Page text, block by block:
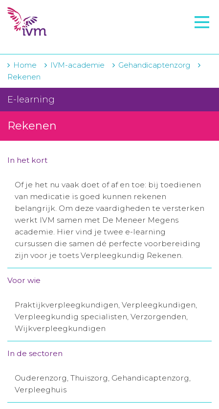
VMI
IVM-academie
Zorginstellingen
Voorschrijfgedrag
Projecten
Contact
Winkelwagentje
Aanmelden nieuwsbrief
Home IVM-academie
Gehandicaptenzorg
Rekenen
E-learning
Rekenen
In het kort
Of je het nu vaak doet of af en toe: bij toedienen
van medicatie is goed kunnen rekenen
belangrijk. Om deze vaardigheden te versterken
werkt IVM samen met De Meneer Megens
academie. Hier vind je twee e-learning
cursussen die samen dé perfecte voorbereiding
zijn voor je toets Verpleegkundig Rekenen.
Voor wie
Praktijkverpleegkundigen, Verpleegkundigen,
Verpleegkundig specialisten, Verzorgenden,
Wijkverpleegkundigen
In de sectoren
Ouderenzorg, Thuiszorg, Gehandicaptenzorg,
Verpleeghuis